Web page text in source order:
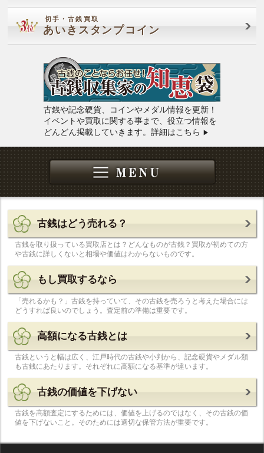
切手・古銭買取
あいきスタンプコイン
古銭や記念硬貨、コインやメダル情報を更新！
イベントや買取に関する事まで、役立つ情報を
どんどん掲載していきます。詳細はこちら
▶
古銭はどう売れる？
古銭を取り扱っている買取店とは？どんなものが古銭？買取が初めての方
や古銭に詳しくないと相場や価値はわからないものです。
もし買取するなら
「売れるかも？」古銭を持っていて、その古銭を売ろうと考えた場合には
どうすれば良いのでしょう。査定前の準備は重要です。
高額になる古銭とは
古銭というと幅は広く、江戸時代の古銭や小判から、記念硬貨やメダル類
も古銭にあたります。それぞれに高額になる基準が違います。
古銭の価値を下げない
古銭を高額査定にするためには、価値を上げるのではなく、その古銭の価
値を下げないこと。そのためには適切な保管方法が重要です。